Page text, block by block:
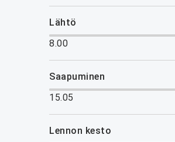
lähtö
8.00
saapuminen
15.05
lennon kesto